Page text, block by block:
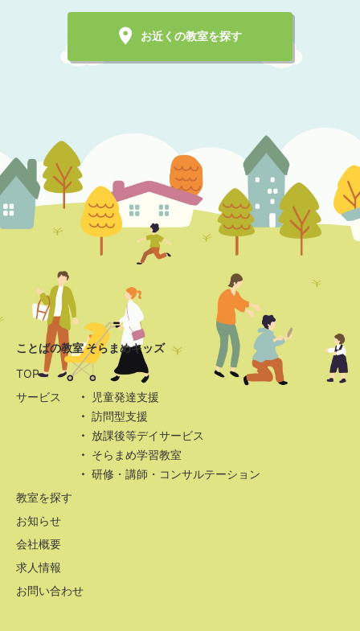
お近くの教室を探す
ことばの教室 そらまめキッズ
TOP
サービス
児童発達支援
訪問型支援
放課後等デイサービス
そらまめ学習教室
研修・講師・コンサルテーション
教室を探す
お知らせ
会社概要
求人情報
お問い合わせ